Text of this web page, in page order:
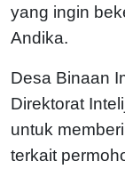
yang ingin
Andika.
Desa Binaan
Direktorat
untuk
terkait